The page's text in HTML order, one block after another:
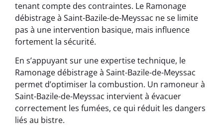
tenant compte des contraintes. Le Ramonage
débistrage à Saint-Bazile-de-Meyssac ne se limite
pas à une intervention basique, mais influence
fortement la sécurité.
En s’appuyant sur une expertise technique, le
Ramonage débistrage à Saint-Bazile-de-Meyssac
permet d’optimiser la combustion. Un ramoneur à
Saint-Bazile-de-Meyssac intervient à évacuer
correctement les fumées, ce qui réduit les dangers
liés au bistre.